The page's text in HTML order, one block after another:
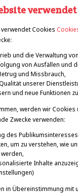
sportovní,
Pavel Zbožínek
+420 602 720 518
Cookies
und die Verwaltung
von Ausfällen und
und Missbrauch,
unserer
und neue Funktionen
werden wir Cookies
Zwecke verwenden:
des
um zu verstehen, wie
Inhalte
in Übereinstimmung mit